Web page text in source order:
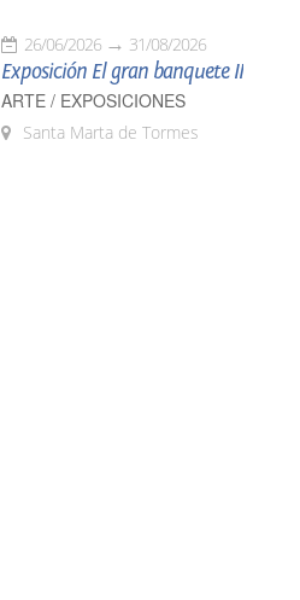
26/06/2026 31/08/2026
Exposición El gran banquete II
ARTE / EXPOSICIONES
Santa Marta de Tormes